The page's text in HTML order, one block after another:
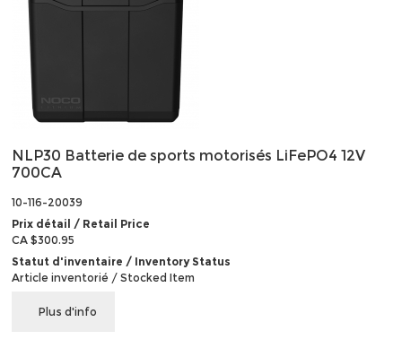
NLP30 Batterie de sports motorisés LiFePO4 12V
700CA
10-116-20039
Prix détail / Retail Price
CA $300.95
Statut d'inventaire / Inventory Status
Article inventorié / Stocked Item
Plus d'info